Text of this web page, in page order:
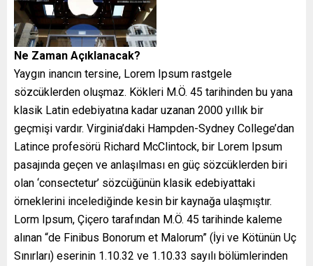
Ne Zaman Açıklanacak?
Yaygın inancın tersine, Lorem Ipsum rastgele
sözcüklerden oluşmaz. Kökleri M.Ö. 45 tarihinden bu yana
klasik Latin edebiyatına kadar uzanan 2000 yıllık bir
geçmişi vardır. Virginia’daki Hampden-Sydney College’dan
Latince profesörü Richard McClintock, bir Lorem Ipsum
pasajında geçen ve anlaşılması en güç sözcüklerden biri
olan ‘consectetur’ sözcüğünün klasik edebiyattaki
örneklerini incelediğinde kesin bir kaynağa ulaşmıştır.
Lorm Ipsum, Çiçero tarafından M.Ö. 45 tarihinde kaleme
alınan “de Finibus Bonorum et Malorum” (İyi ve Kötünün Uç
Sınırları) eserinin 1.10.32 ve 1.10.33 sayılı bölümlerinden